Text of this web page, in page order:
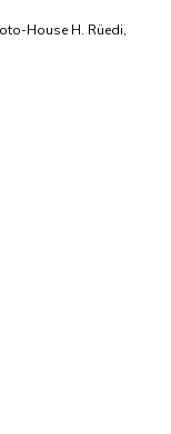
House H. Rüedi,